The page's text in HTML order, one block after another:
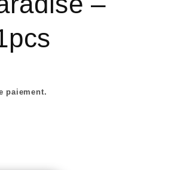
paiement.